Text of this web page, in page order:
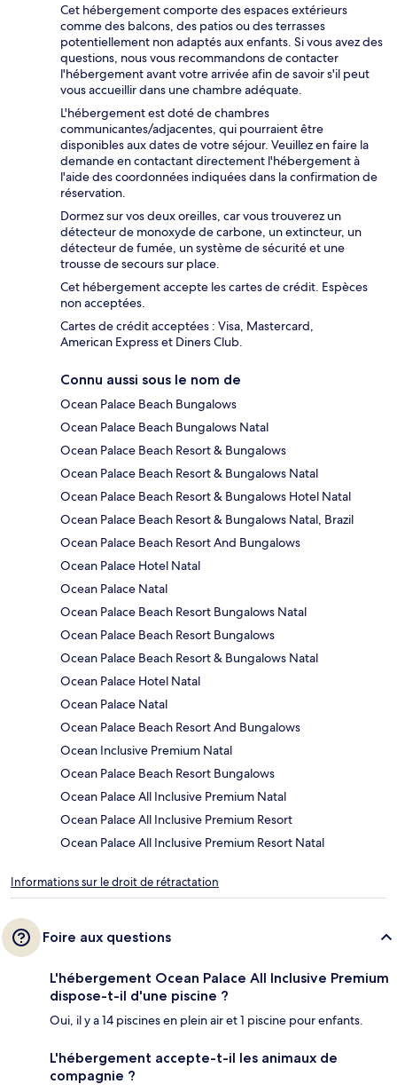
Cet hébergement comporte des espaces extérieurs
comme des balcons, des patios ou des terrasses
potentiellement non adaptés aux enfants. Si vous avez des
questions, nous vous recommandons de contacter
l'hébergement avant votre arrivée afin de savoir s'il peut
vous accueillir dans une chambre adéquate.
L'hébergement est doté de chambres
communicantes/adjacentes, qui pourraient être
disponibles aux dates de votre séjour. Veuillez en faire la
demande en contactant directement l'hébergement à
l'aide des coordonnées indiquées dans la confirmation de
réservation.
Dormez sur vos deux oreilles, car vous trouverez un
détecteur de monoxyde de carbone, un extincteur, un
détecteur de fumée, un système de sécurité et une
trousse de secours sur place.
Cet hébergement accepte les cartes de crédit. Espèces
non acceptées.
Cartes de crédit acceptées : Visa, Mastercard,
American Express et Diners Club.
Connu aussi sous le nom de
Ocean Palace Beach Bungalows
Ocean Palace Beach Bungalows Natal
Ocean Palace Beach Resort & Bungalows
Ocean Palace Beach Resort & Bungalows Natal
Ocean Palace Beach Resort & Bungalows Hotel Natal
Ocean Palace Beach Resort & Bungalows Natal, Brazil
Ocean Palace Beach Resort And Bungalows
Ocean Palace Hotel Natal
Ocean Palace Natal
Ocean Palace Beach Resort Bungalows Natal
Ocean Palace Beach Resort Bungalows
Ocean Palace Beach Resort & Bungalows Natal
Ocean Palace Hotel Natal
Ocean Palace Natal
Ocean Palace Beach Resort And Bungalows
Ocean Inclusive Premium Natal
Ocean Palace Beach Resort Bungalows
Ocean Palace All Inclusive Premium Natal
Ocean Palace All Inclusive Premium Resort
Ocean Palace All Inclusive Premium Resort Natal
Informations sur le droit de rétractation
Foire aux questions
L'hébergement Ocean Palace All Inclusive Premium
dispose-t-il d'une piscine ?
Oui, il y a 14 piscines en plein air et 1 piscine pour enfants.
L'hébergement accepte-t-il les animaux de
compagnie ?